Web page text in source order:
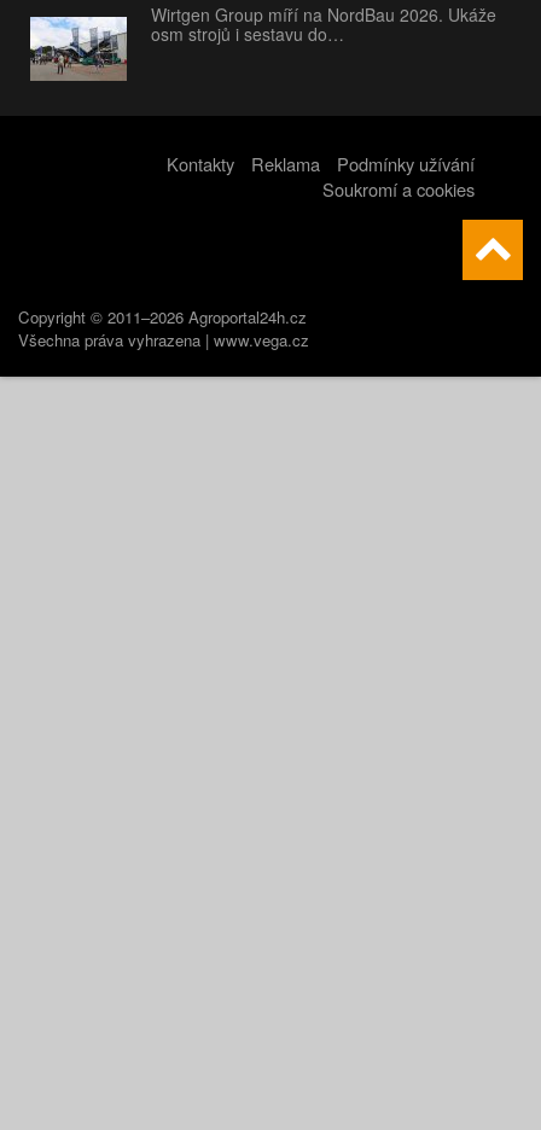
Wirtgen Group míří na NordBau 2026. Ukáže
osm strojů i sestavu do…
Kontakty Reklama
Podmínky užívání
Soukromí a cookies
Copyright © 2011–2026 Agroportal24h.cz
Všechna práva vyhrazena | www.vega.cz